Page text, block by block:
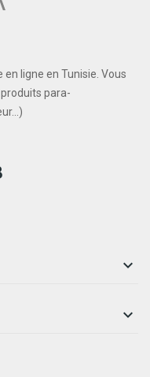
ligne en Tunisie. Vous
para-

